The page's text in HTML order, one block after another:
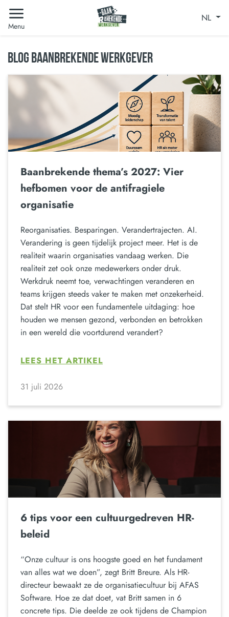
Menu
NL
BLOG BAANBREKENDE WERKGEVER
Baanbrekende thema’s 2027: Vier
hefbomen voor de antifragiele
organisatie
Reorganisaties. Besparingen. Verandertrajecten. AI.
Verandering is geen tijdelijk project meer. Het is de
realiteit waarin organisaties vandaag werken. Die
realiteit zet ook onze medewerkers onder druk.
Werkdruk neemt toe, verwachtingen veranderen en
teams krijgen steeds vaker te maken met onzekerheid.
Dat stelt HR voor een fundamentele uitdaging: hoe
houden we mensen gezond, verbonden en betrokken
in een wereld die voortdurend verandert?
LEES HET ARTIKEL
31 juli 2026
6 tips voor een cultuurgedreven HR-
beleid
“Onze cultuur is ons hoogste goed en het fundament
van alles wat we doen”, zegt Britt Breure. Als HR-
directeur bewaakt ze de organisatiecultuur bij AFAS
Software. Hoe ze dat doet, vat Britt samen in 6
concrete tips. Die deelde ze ook tijdens de Champion